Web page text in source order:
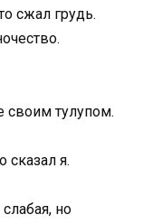
сжал грудь.
своим тулупом.
я.
но